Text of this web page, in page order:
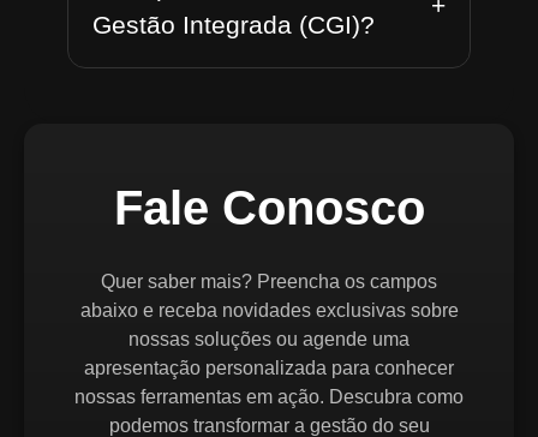
Gestão Integrada (CGI)?
Fale Conosco
Quer saber mais? Preencha os campos
abaixo e receba novidades exclusivas sobre
nossas soluções ou agende uma
apresentação personalizada para conhecer
nossas ferramentas em ação. Descubra como
podemos transformar a gestão do seu